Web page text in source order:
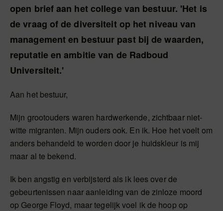
open brief aan het college van bestuur. 'Het is
de vraag of de diversiteit op het niveau van
management en bestuur past bij de waarden,
reputatie en ambitie van de Radboud
Universiteit.'
Aan het bestuur,
Mijn grootouders waren hardwerkende, zichtbaar niet-
witte migranten. Mijn ouders ook. En ik. Hoe het voelt om
anders behandeld te worden door je huidskleur is mij
maar al te bekend.
Ik ben angstig en verbijsterd als ik lees over de
gebeurtenissen naar aanleiding van de zinloze moord
op George Floyd, maar tegelijk voel ik de hoop op